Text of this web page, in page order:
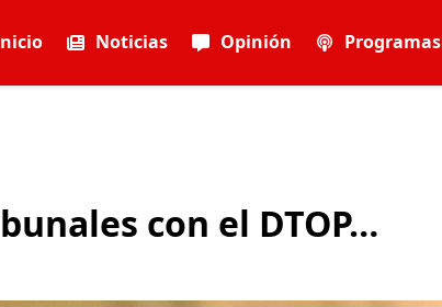
Noticias Opinión Programas
con el DTOP…